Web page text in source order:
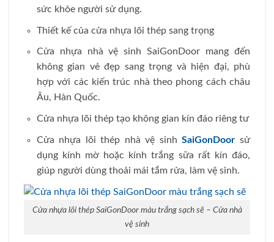
sức khỏe người sử dụng.
Thiết kế của cửa nhựa lõi thép sang trọng
Cửa nhựa nhà vệ sinh SaiGonDoor mang đến
không gian vẻ đẹp sang trọng và hiện đại, phù
hợp với các kiến trúc nhà theo phong cách châu
Âu, Hàn Quốc.
Cửa nhựa lõi thép tạo không gian kín đáo riêng tư
Cửa nhựa lõi thép nhà vệ sinhSaiGonDoor sử
dụng kính mờ hoặc kính trắng sữa rất kín đáo,
giúp người dùng thoải mái tắm rửa, làm vệ sinh.
Cửa nhựa lõi thép SaiGonDoor màu trắng sạch sẽ – Cửa nhà
vệ sinh